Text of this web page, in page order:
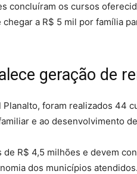
concluíram os cursos
a R$ 5 mil por família
geração de
Planalto, foram realizados 44
e ao desenvolvimento
de R$ 4,5 milhões e devem
dos municípios atendidos.